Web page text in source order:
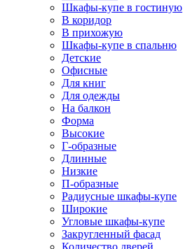
Шкафы-купе в гостиную
В коридор
В прихожую
Шкафы-купе в спальню
Детские
Офисные
Для книг
Для одежды
На балкон
Форма
Высокие
Г-образные
Длинные
Низкие
П-образные
Радиусные шкафы-купе
Широкие
Угловые шкафы-купе
Закругленный фасад
Количество дверей